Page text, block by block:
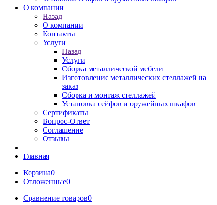
О компании
Назад
О компании
Контакты
Услуги
Назад
Услуги
Сборка металлической мебели
Изготовление металлических стеллажей на
заказ
Сборка и монтаж стеллажей
Установка сейфов и оружейных шкафов
Сертификаты
Вопрос-Ответ
Соглашение
Отзывы
Главная
Корзина0
Отложенные0
Сравнение товаров0